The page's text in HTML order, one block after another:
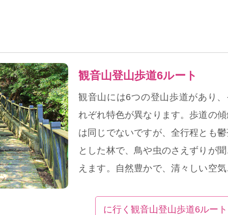
観音山登山歩道6ルート
観音山には6つの登山歩道があり、
れぞれ特色が異なります。歩道の
は同じでないですが、全行程とも
とした林で、鳥や虫のさえずりが聞
えます。自然豊かで、清々しい空気
る格好のスポットとなっています。
に行く観音山登山歩道6ルート